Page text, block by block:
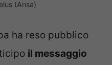
(Ansa)
ha reso pubblico
il messaggio